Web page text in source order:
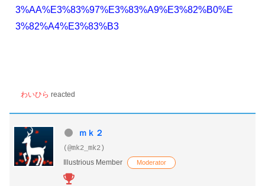
3%AA%E3%83%97%E3%83%A9%E3%82%B0%E
3%82%A4%E3%83%B3
わいひら reacted
ｍｋ２
(@mk2_mk2)
Illustrious Member
Moderator